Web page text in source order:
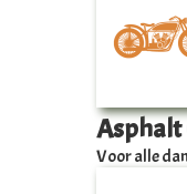
Asphalt
Voor alle